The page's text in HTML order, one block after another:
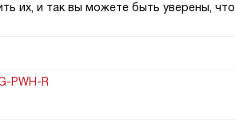
их, и так вы можете быть уверены,
PWH-R